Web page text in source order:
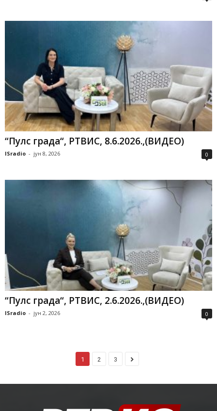
“Пулс града“, РТВИС, 8.6.2026.,(ВИДЕО)
ISradio - јун 8, 2026 0
“Пулс града“, РТВИС, 2.6.2026.,(ВИДЕО)
ISradio - јун 2, 2026 0
1 2 3